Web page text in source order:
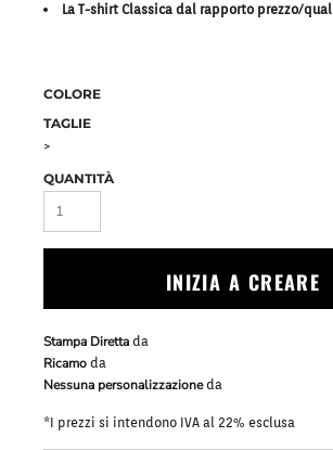
La T-shirt Classica dal rapporto prezzo/
COLORE
TAGLIE
>
QUANTITÀ
INIZIA A CREARE
Stampa Diretta da
Ricamo da
Nessuna personalizzazioneda
*I prezzi si intendono IVA al 22% esclusa